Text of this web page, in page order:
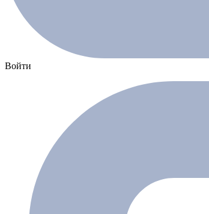
Войти